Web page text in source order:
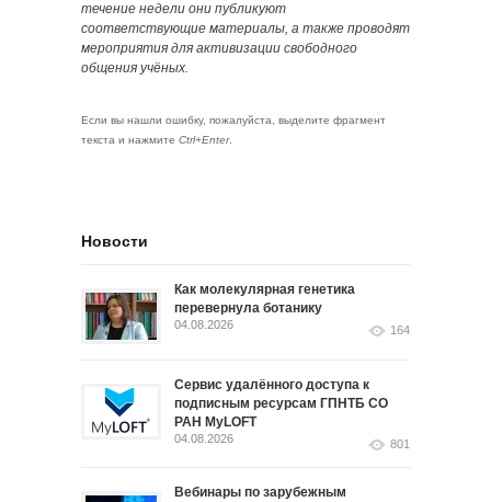
течение недели они публикуют
соответствующие материалы, а также проводят
мероприятия для активизации свободного
общения учёных.
Если вы нашли ошибку, пожалуйста, выделите фрагмент
текста и нажмите Ctrl+Enter.
Новости
Как молекулярная генетика
перевернула ботанику
04.08.2026 164
Сервис удалённого доступа к
подписным ресурсам ГПНТБ СО
РАН MyLOFT
04.08.2026 801
Вебинары по зарубежным